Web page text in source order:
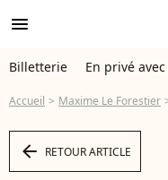
menu
Billetterie En privé avec
Accueil Maxime Le Forestier
arrow_left RETOUR ARTICLE